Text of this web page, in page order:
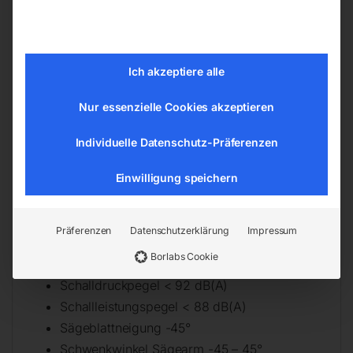
Breite/Tiefe (Produkt) ca. 1740 mm
Höhe (Produkt) ca. 1720 mm
Absaugstutzendurchmesser Sägeblattschutz
60 mm
Netzfrequenz 50 Hz
Leistung Antriebsmotor 3 kW
Tischhöhe 800 mm
Schalldruckpegel < 92 dB(A)
Schallleistungspegel < 88 dB(A)
Sägeblattneigung -45°
Schwenkwinkel Sägearm -45 – 45°
Ich akzeptiere alle
Nur essenzielle Cookies akzeptieren
Individuelle Datenschutz-Präferenzen
Einwilligung speichern
Präferenzen Datenschutzerklärung Impressum
Borlabs Cookie